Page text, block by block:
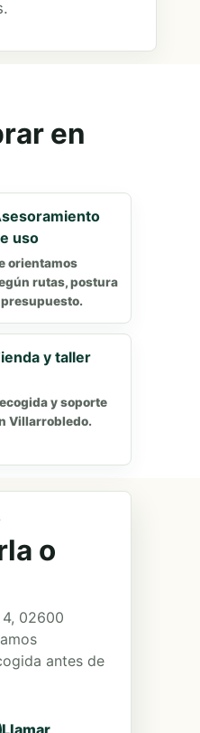
en
uso
orientamos
rutas, postura
y taller
y soporte
Villarrobledo.
o
02600
antes de